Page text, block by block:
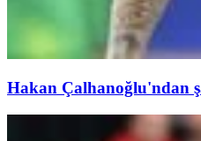
Hakan Çalhanoğlu'ndan